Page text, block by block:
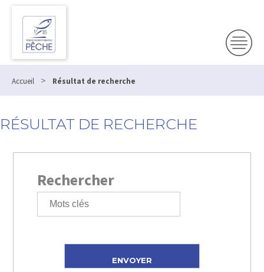
Accueil > Résultat de recherche
RÉSULTAT DE RECHERCHE
Rechercher